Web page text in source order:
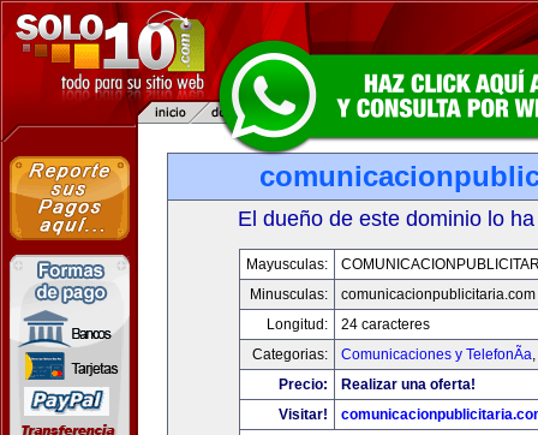
El dueño de este dominio lo
Mayusculas:
Minusculas:
comunicacionpublicitaria.com
Longitud:
24 caracteres
Categorias:
Comunicaciones y TelefonÃ­a,
Precio:
Realizar una oferta!
Visitar!